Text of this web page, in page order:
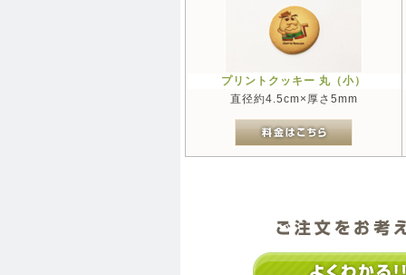
プリントクッキー 丸（小）
直径約4.5cm×厚さ5mm